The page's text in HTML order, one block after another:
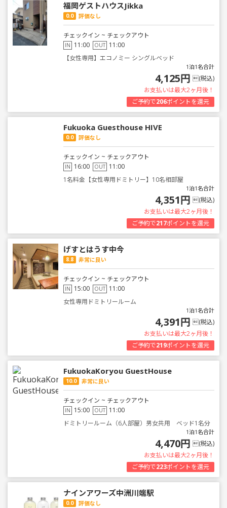
福岡ゲストハウスJikka
0.0 評価なし
チェックイン ~ チェックアウト
IN 11:00 OUT 11:00
【女性専用】エコノミー シングルベッド
1泊1名合計
4,125円 (税込)
お支払いは最大2ヶ月後！
ご予約で206ポイントを還元
Fukuoka Guesthouse HIVE
0.0 評価なし
チェックイン ~ チェックアウト
IN 16:00 OUT 11:00
1名料金【女性専用ドミトリー】10名相部屋
1泊1名合計
4,351円 (税込)
お支払いは最大2ヶ月後！
ご予約で217ポイントを還元
げすとはうす中今
8.8 非常に良い
チェックイン ~ チェックアウト
IN 15:00 OUT 11:00
女性専用ドミトリールーム
1泊1名合計
4,391円 (税込)
お支払いは最大2ヶ月後！
ご予約で219ポイントを還元
FukuokaKoryou GuestHouse
10.0 非常に良い
チェックイン ~ チェックアウト
IN 15:00 OUT 11:00
ドミトリールーム（6人部屋）男女共用 ベッド1名分
1泊1名合計
4,470円 (税込)
お支払いは最大2ヶ月後！
ご予約で223ポイントを還元
ナインアワーズ中洲川端駅
0.0 評価なし